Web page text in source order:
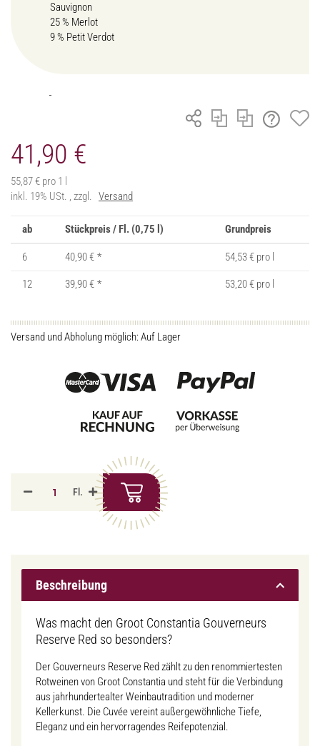
Sauvignon
25 % Merlot
9 % Petit Verdot
41,90 €
55,87 € pro 1 l
inkl. 19% USt. , zzgl. Versand
ab Stückpreis / Fl. (0,75 l) Grundpreis
6 40,90 € * 54,53 € pro l
12 39,90 € * 53,20 € pro l
Versand und Abholung möglich: Auf Lager
Fl.
Beschreibung
Was macht den Groot Constantia Gouverneurs
Reserve Red so besonders?
Der Gouverneurs Reserve Red zählt zu den renommiertesten
Rotweinen von Groot Constantia und steht für die Verbindung
aus jahrhundertealter Weinbautradition und moderner
Kellerkunst. Die Cuvée vereint außergewöhnliche Tiefe,
Eleganz und ein hervorragendes Reifepotenzial.